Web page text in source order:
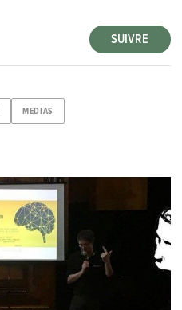
SUIVRE
MEDIAS